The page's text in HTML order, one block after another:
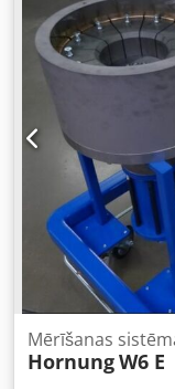
Mērīšanas
HornungW6 E